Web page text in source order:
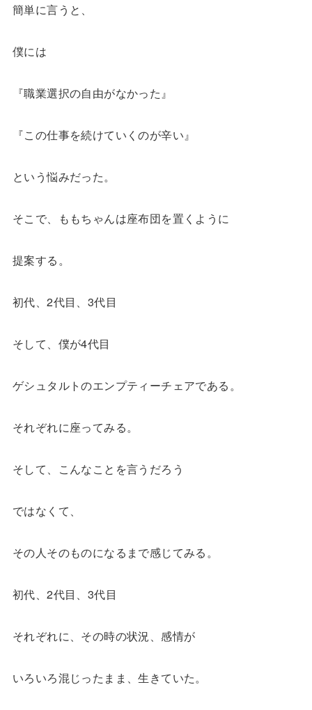
簡単に言うと、
僕には
『職業選択の自由がなかった』
『この仕事を続けていくのが辛い』
という悩みだった。
そこで、ももちゃんは座布団を置くように
提案する。
初代、2代目、3代目
そして、僕が4代目
ゲシュタルトのエンプティーチェアである。
それぞれに座ってみる。
そして、こんなことを言うだろう
ではなくて、
その人そのものになるまで感じてみる。
初代、2代目、3代目
それぞれに、その時の状況、感情が
いろいろ混じったまま、生きていた。